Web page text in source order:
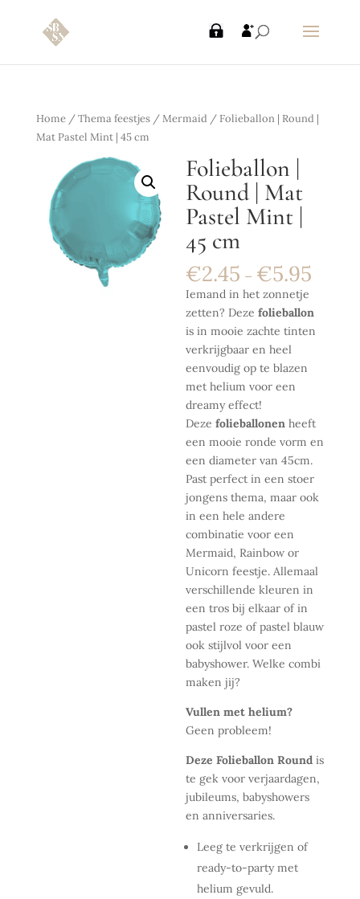
Home/Thema feestjes/Mermaid / Folieballon | Round |
Mat Pastel Mint | 45 cm
Folieballon |
Round | Mat
Pastel Mint |
45 cm
€2.45 – €5.95
Iemand in het zonnetje
zetten? Dezefolieballon
is in mooie zachte tinten
verkrijgbaar en heel
eenvoudig op te blazen
met helium voor een
dreamy effect!
Dezefolieballonen heeft
een mooie ronde vorm en
een diameter van 45cm.
Past perfect in een stoer
jongens thema, maar ook
in een hele andere
combinatie voor een
Mermaid, Rainbow or
Unicorn feestje. Allemaal
verschillende kleuren in
een tros bij elkaar of in
pastel roze of pastel blauw
ook stijlvol voor een
babyshower. Welke combi
maken jij?
Vullen met helium?
Geen probleem!
Deze Folieballon Roundis
te gek voor verjaardagen,
jubileums, babyshowers
en anniversaries.
Leeg te verkrijgen of
ready-to-party met
helium gevuld.